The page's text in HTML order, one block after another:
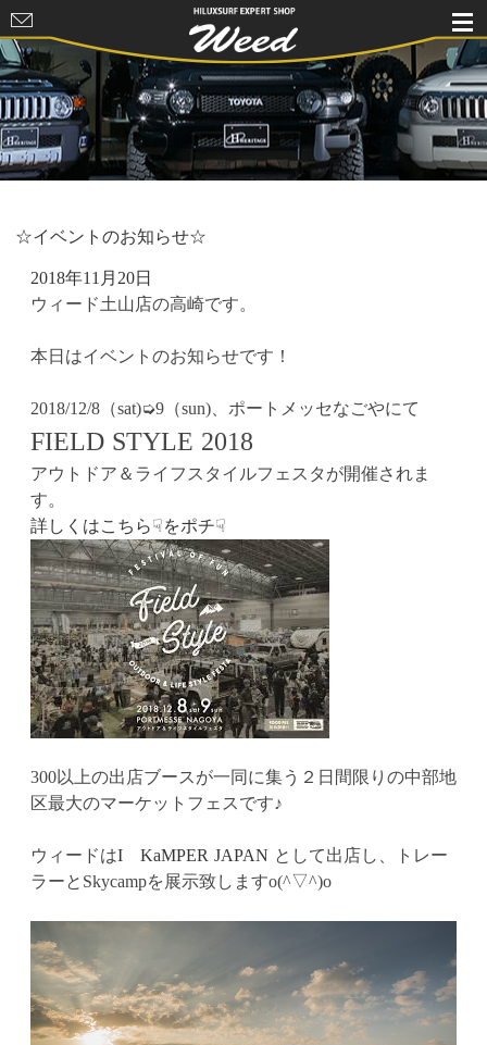
HILUXSURF
EXPERT
SHOP Weed
☆イベントのお知らせ☆
2018年11月20日
ウィード土山店の高崎です。
本日はイベントのお知らせです！
2018/12/8（sat)➭9（sun)、ポートメッセなごやにて
FIELD STYLE 2018
アウトドア＆ライフスタイルフェスタが開催されま
す。
詳しくはこちら☟をポチ☟
300以上の出店ブースが一同に集う２日間限りの中部地
区最大のマーケットフェスです♪
ウィードはI KaMPER JAPAN として出店し、トレー
ラーとSkycampを展示致しますo(^▽^)o